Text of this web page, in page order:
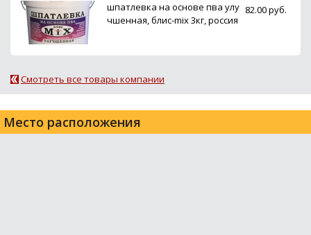
шпатлевка на основе пва улу
чшенная, блис-mix 3кг, россия
82.00 руб.
Смотреть все товары компании
Место расположения